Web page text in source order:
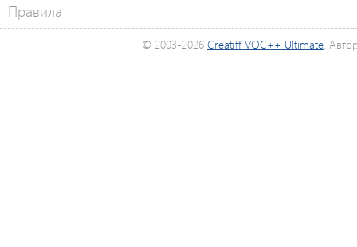
Правила
© 2003-2026 Creatiff VOC++ Ultimate.